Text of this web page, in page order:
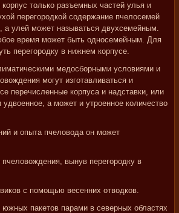
только разъемных частей улья и
перегородкой содержание пчелосемей
а улей может называться двухсемейным.
время может быть односемейным. Для
перегородку в нижнем корпусе.
медосборными условиями и
могут изготавливаться и
перечисленные корпуса и надставки, или
удвоенное, а может и утроенное количество
и опыта пчеловода он может
вынув перегородку в
с помощью весенних отводков.
пакетов парами в северных областях